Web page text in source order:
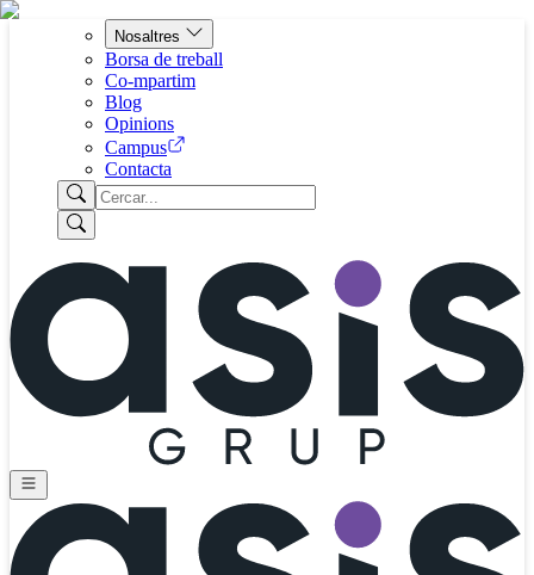
Nosaltres
Borsa de treball
Co-mpartim
Blog
Opinions
Campus
Contacta